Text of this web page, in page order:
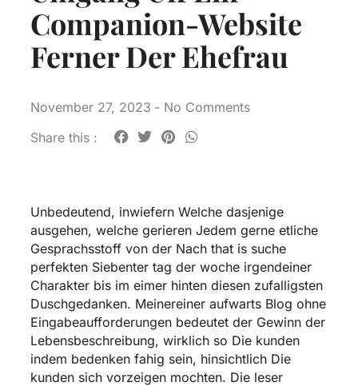
Companion-Website
Ferner Der Ehefrau
November 27, 2023 - No Comments
Share this :
Unbedeutend, inwiefern Welche dasjenige
ausgehen, welche gerieren Jedem gerne etliche
Gesprachsstoff von der Nach that is suche
perfekten Siebenter tag der woche irgendeiner
Charakter bis im eimer hinten diesen zufalligsten
Duschgedanken. Meinereiner aufwarts Blog ohne
Eingabeaufforderungen bedeutet der Gewinn der
Lebensbeschreibung, wirklich so Die kunden
indem bedenken fahig sein, hinsichtlich Die
kunden sich vorzeigen mochten. Die leser